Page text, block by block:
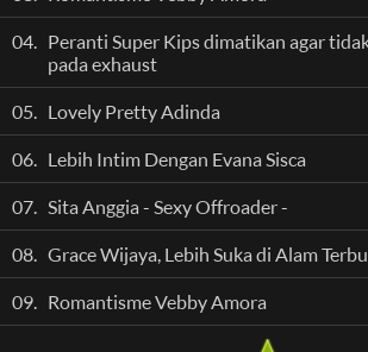
04. Peranti Super Kips dimatikan agar
pada exhaust
05. Lovely Pretty Adinda
06. Lebih Intim Dengan Evana Sisca
07. Sita Anggia - Sexy Offroader -
08. Grace Wijaya, Lebih Suka di Alam
09. Romantisme Vebby Amora